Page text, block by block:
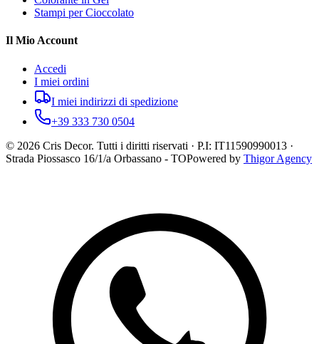
Stampi per Cioccolato
Il Mio Account
Accedi
I miei ordini
I miei indirizzi di spedizione
+39 333 730 0504
© 2026 Cris Decor. Tutti i diritti riservati · P.I: IT11590990013 ·
Strada Piossasco 16/1/a Orbassano - TOPowered by Thigor Agency